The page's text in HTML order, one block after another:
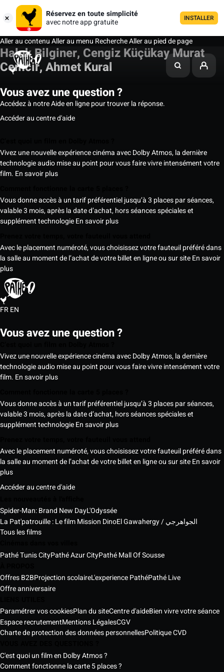
Réservez en toute simplicité
avec notre app gratuite
INSTALLER
Aller au contenuAller au menu RechercheAller au pied de page
Haluk Bilginer, Cengiz Küçükay Murat
Cemcir, Ahmet Kural
Vous avez une question ?
Accédez à notre Aide en ligne pour trouver la réponse.
Accéder au centre d'aide
Vivez une nouvelle expérience cinéma avec Dolby Atmos, la dernière
technologie audio mise au point pour vous faire vivre intensément votre
film. En savoir plus
Vous donne accès à un tarif préférentiel jusqu’à 3 places par séances,
valable 3 mois, après la date d’achat, hors séances spéciales et
supplément technologieEn savoir plus
Avec le placement numéroté, vous choisissez votre fauteuil préféré dans
la salle au moment de l’achat de votre billet en ligne ou sur siteEn savoir
plus
FREN
Vous avez une question ?
Vivez une nouvelle expérience cinéma avec Dolby Atmos, la dernière
technologie audio mise au point pour vous faire vivre intensément votre
film. En savoir plus
Vous donne accès à un tarif préférentiel jusqu’à 3 places par séances,
valable 3 mois, après la date d’achat, hors séances spéciales et
supplément technologieEn savoir plus
Avec le placement numéroté, vous choisissez votre fauteuil préféré dans
la salle au moment de l’achat de votre billet en ligne ou sur siteEn savoir
plus
Accéder au centre d'aide
Spider-Man: Brand New DayL'Odyssée
La Pat'patrouille : Le film Mission Dino
El Gawahergy / الجواهرجي
Tous les films
Pathé Tunis CityPathé Azur CityPathé Mall Of Sousse
Offres B2BProjection scolaireL'experience PathéPathé Live
Offre anniversaire
Paramétrer vos cookiesPlan du siteCentre d'aideBien vivre votre séance
Espace recrutementMentions LégalesCGV
Charte de protection des données personnellesPolitique CVD
C'est quoi un film en Dolby Atmos ?
Comment fonctionne la carte 5 places ?